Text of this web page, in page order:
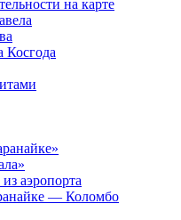
на карте
Косгода
аэропорта
— Коломбо